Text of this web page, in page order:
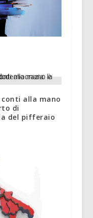
alla mano
di
del pifferaio